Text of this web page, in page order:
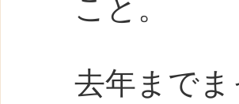
こと。
去年まで